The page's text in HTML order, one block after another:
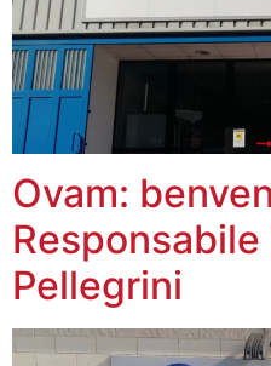
Ovam:
Pellegrini